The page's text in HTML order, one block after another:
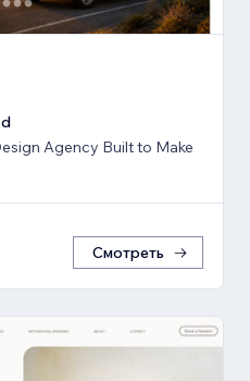
Agency Built to Make
Смотреть